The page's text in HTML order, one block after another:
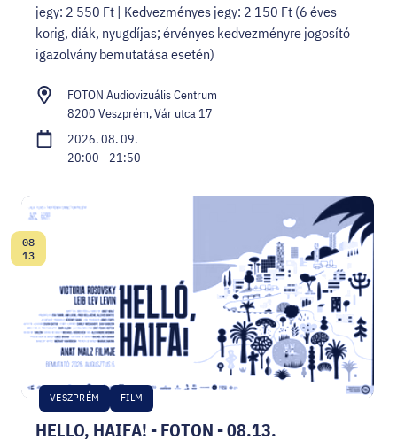
jegy: 2 550 Ft | Kedvezményes jegy: 2 150 Ft (6 éves
korig, diák, nyugdíjas; érvényes kedvezményre jogosító
igazolvány bemutatása esetén)
FOTON Audiovizuális Centrum
8200 Veszprém, Vár utca 17
2026. 08. 09.
20:00 - 21:50
HELLO, HAIFA! - FOTON - 08.13.
VESZPRÉM FILM
Dátum:
08
13